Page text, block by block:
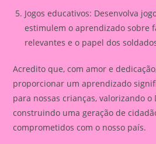
Jogos educativos: Desenvolva
estimulem o aprendizado sobre
relevantes e o papel dos
Acredito que, com amor e
proporcionar um aprendizado
para nossas crianças, valorizando o
construindo uma geração de
comprometidos com o nosso país.